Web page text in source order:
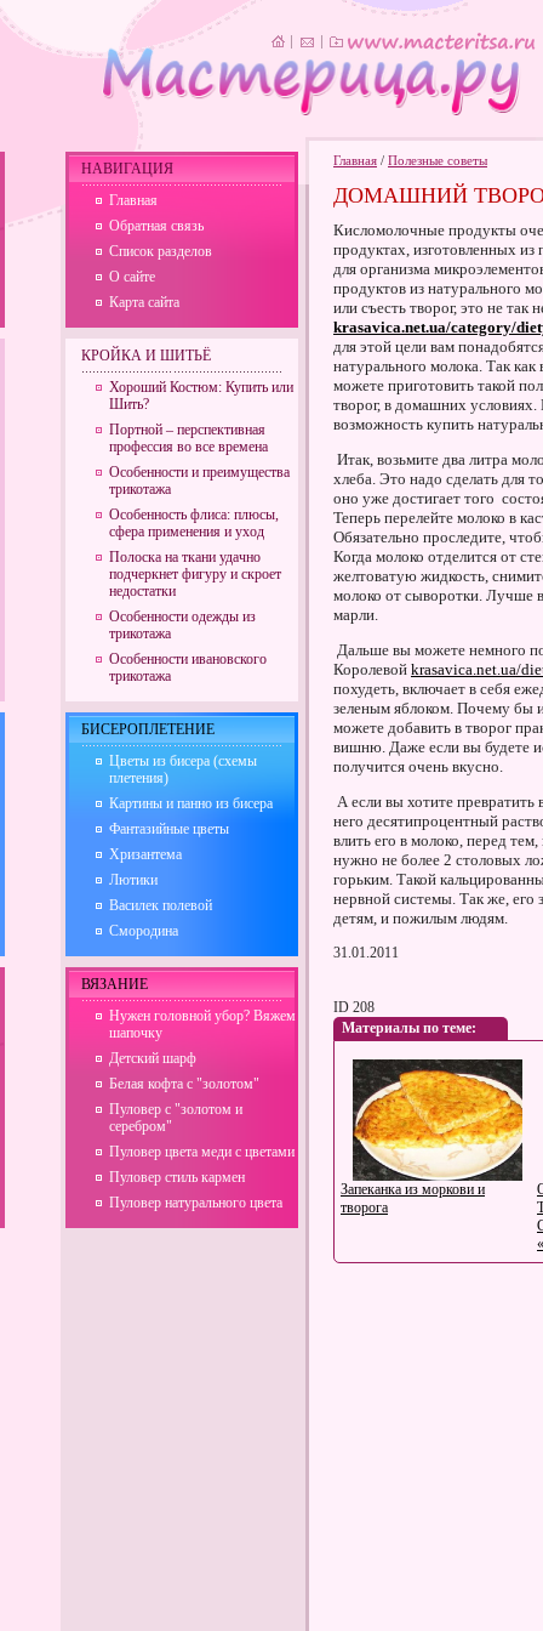
Главная / Полезные советы
ДОМАШНИЙ
Кисломолочные продукты
продуктах, изготовленных
для организма
продуктов из натурального
или съесть творог, это не
krasavica.net.ua/category/
для этой цели вам
натурального молока. Так
можете приготовить такой
творог, в домашних условиях.
возможность купить
Итак, возьмите два литра
хлеба. Это надо сделать для
оно уже достигает того
Теперь перелейте молоко в
Обязательно проследите,
Когда молоко отделится от
желтоватую жидкость,
молоко от сыворотки. Лучше
марли.
Дальше вы можете немного
Королевой krasavica.net.ua/
похудеть, включает в себя
зеленым яблоком. Почему бы
можете добавить в творог
вишню. Даже если вы будете
получится очень вкусно.
А если вы хотите
него десятипроцентный
влить его в молоко, перед
нужно не более 2 столовых
горьким. Такой
нервной системы. Так же, его
детям, и пожилым людям.
31.01.2011
ID 208
Материалы по теме:
Запеканка из моркови и
творога
НАВИГАЦИЯ
Главная
Обратная связь
Список разделов
О сайте
Карта сайта
КРОЙКА И ШИТЬЁ
Хороший Костюм: Купить или
Шить?
Портной – перспективная
профессия во все времена
Особенности и преимущества
трикотажа
Особенность флиса: плюсы,
сфера применения и уход
Полоска на ткани удачно
подчеркнет фигуру и скроет
недостатки
Особенности одежды из
трикотажа
Особенности ивановского
трикотажа
БИСЕРОПЛЕТЕНИЕ
Цветы из бисера (схемы
плетения)
Картины и панно из бисера
Фантазийные цветы
Хризантема
Лютики
Василек полевой
Смородина
ВЯЗАНИЕ
Нужен головной убор? Вяжем
шапочку
Детский шарф
Белая кофта с "золотом"
Пуловер с "золотом и
серебром"
Пуловер цвета меди с цветами
Пуловер стиль кармен
Пуловер натурального цвета